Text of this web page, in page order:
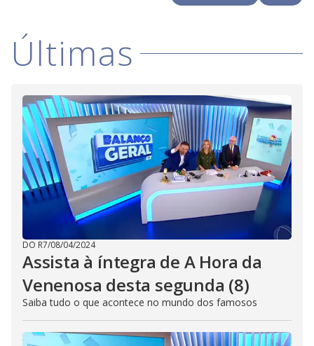
e
o
Últimas
DO R7/08/04/2024
Assista à íntegra de A Hora da
Venenosa desta segunda (8)
Saiba tudo o que acontece no mundo dos famosos